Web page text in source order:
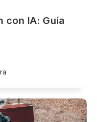
con IA: Guía